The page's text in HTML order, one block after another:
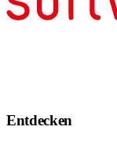
Entdecken